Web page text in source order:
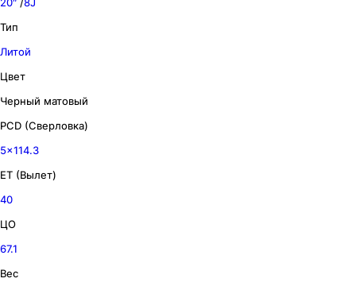
20″ /8J
Тип
Литой
Цвет
Черный матовый
PCD (Сверловка)
5x114.3
ET (Вылет)
40
ЦО
67.1
Вес